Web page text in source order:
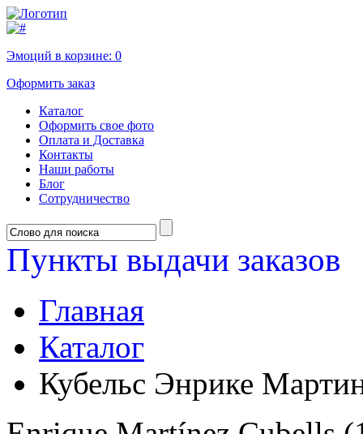
Эмоций в корзине: 0
Оформить заказ
Каталог
Оформить свое фото
Оплата и Доставка
Контакты
Наши работы
Блог
Сотрудничество
Пункты выдачи заказов
Главная
Каталог
Кубельс Энрике